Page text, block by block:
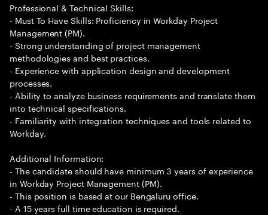
Professional & Technical Skills:
- Must To Have Skills: Proficiency in Workday Project
Management (PM).
- Strong understanding of project management
methodologies and best practices.
- Experience with application design and development
processes.
- Ability to analyze business requirements and translate them
into technical specifications.
- Familiarity with integration techniques and tools related to
Workday.
Additional Information:
- The candidate should have minimum 3 years of experience
in Workday Project Management (PM).
- This position is based at our Bengaluru office.
- A 15 years full time education is required.